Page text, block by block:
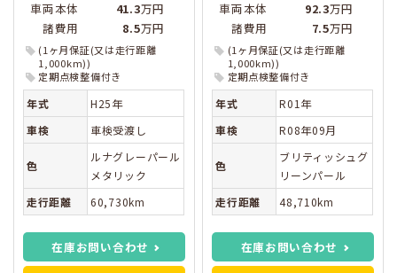
車両本体 41.3万円
諸費用
8.5万円
(1ヶ月保証(又は走行距離
1,000km))
定期点検整備付き
年式
H25年
車検
車検受渡し
色
ルナグレーパール
メタリック
走行距離
60,730km
在庫お問い合わせ
車両本体 92.3万円
諸費用
7.5万円
(1ヶ月保証(又は走行距離
1,000km))
定期点検整備付き
年式
R01年
車検
R08年09月
色
ブリティッシュグ
リーンパール
走行距離
48,710km
在庫お問い合わせ